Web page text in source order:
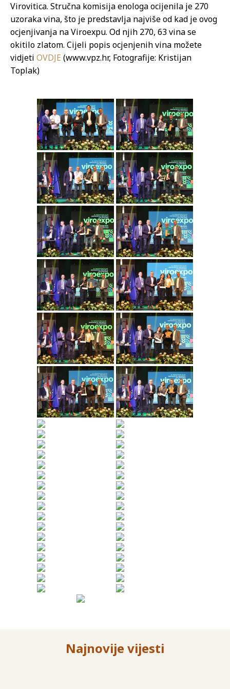
Virovitica. Stručna komisija enologa ocijenila je 270
uzoraka vina, što je predstavlja najviše od kad je ovog
ocjenjivanja na Viroexpu. Od njih 270, 63 vina se
okitilo zlatom. Cijeli popis ocjenjenih vina možete
vidjeti OVDJE (www.vpz.hr, Fotografije: Kristijan
Toplak)
Najnovije vijesti